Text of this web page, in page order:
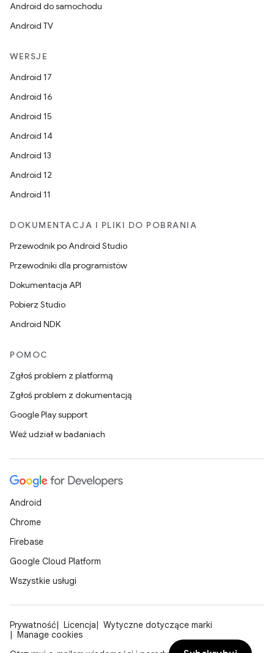
Android do samochodu
Android TV
WERSJE
Android 17
Android 16
Android 15
Android 14
Android 13
Android 12
Android 11
DOKUMENTACJA I PLIKI DO POBRANIA
Przewodnik po Android Studio
Przewodniki dla programistów
Dokumentacja API
Pobierz Studio
Android NDK
POMOC
Zgłoś problem z platformą
Zgłoś problem z dokumentacją
Google Play support
Weź udział w badaniach
Android
Chrome
Firebase
Google Cloud Platform
Wszystkie usługi
Prywatność Licencja
Wytyczne dotyczące marki
Manage cookies